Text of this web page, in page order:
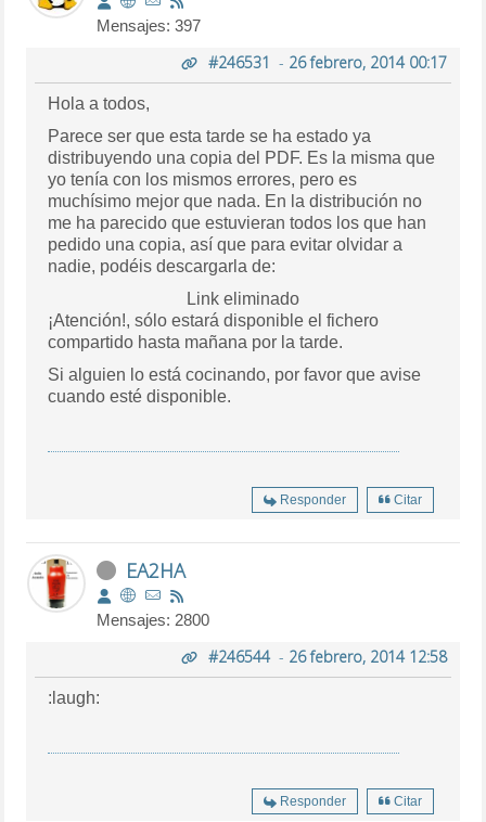
Mensajes: 397
#246531 - 26 febrero, 2014 00:17
Hola a todos,
Parece ser que esta tarde se ha estado ya
distribuyendo una copia del PDF. Es la misma que
yo tenía con los mismos errores, pero es
muchísimo mejor que nada. En la distribución no
me ha parecido que estuvieran todos los que han
pedido una copia, así que para evitar olvidar a
nadie, podéis descargarla de:
Link eliminado
¡Atención!, sólo estará disponible el fichero
compartido hasta mañana por la tarde.
Si alguien lo está cocinando, por favor que avise
cuando esté disponible.
Responder Citar
EA2HA
Mensajes: 2800
#246544- 26 febrero, 2014 12:58
:laugh:
Responder Citar